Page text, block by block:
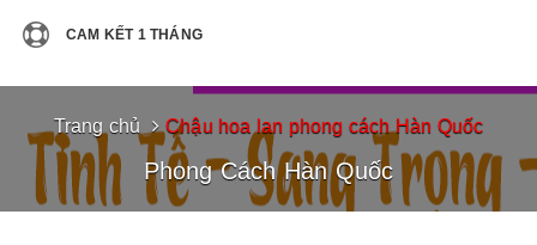
CAM KẾT 1 THÁNG
Trang chủ Chậu hoa lan phong cách Hàn Quốc
Phong Cách Hàn Quốc